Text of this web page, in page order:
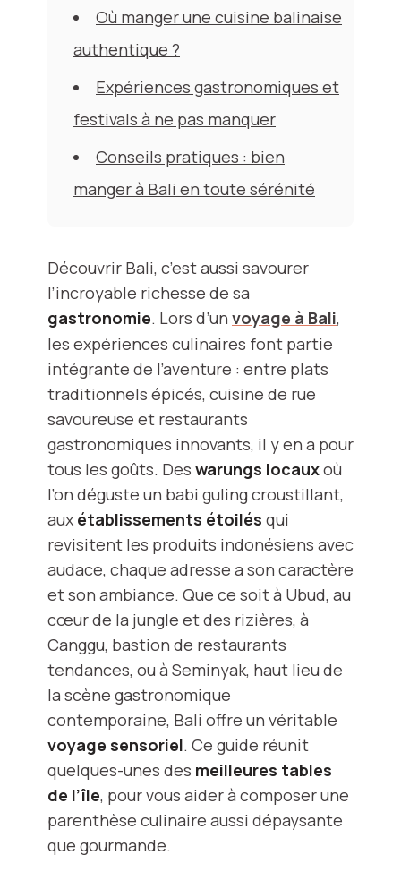
Où manger une cuisine balinaise
authentique ?
Expériences gastronomiques et
festivals à ne pas manquer
Conseils pratiques : bien
manger à Bali en toute sérénité
Découvrir Bali, c’est aussi savourer
l’incroyable richesse de sa
gastronomie. Lors d’un voyage à Bali,
les expériences culinaires font partie
intégrante de l’aventure : entre plats
traditionnels épicés, cuisine de rue
savoureuse et restaurants
gastronomiques innovants, il y en a pour
tous les goûts. Des warungs locauxoù
l’on déguste un babi guling croustillant,
aux établissements étoilés qui
revisitent les produits indonésiens avec
audace, chaque adresse a son caractère
et son ambiance. Que ce soit à Ubud, au
cœur de la jungle et des rizières, à
Canggu, bastion de restaurants
tendances, ou à Seminyak, haut lieu de
la scène gastronomique
contemporaine, Bali offre un véritable
voyage sensoriel. Ce guide réunit
quelques-unes des meilleures tables
de l’île, pour vous aider à composer une
parenthèse culinaire aussi dépaysante
que gourmande.